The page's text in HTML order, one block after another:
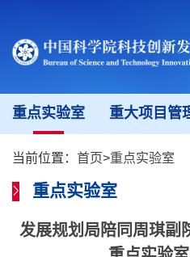
重点实验室 重大项目管
当前位置： 首页>重点实验室
重点实验室
发展规划局陪同周琪副